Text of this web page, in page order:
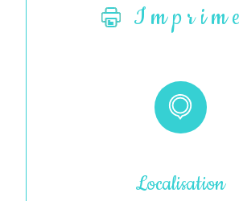
Localisation